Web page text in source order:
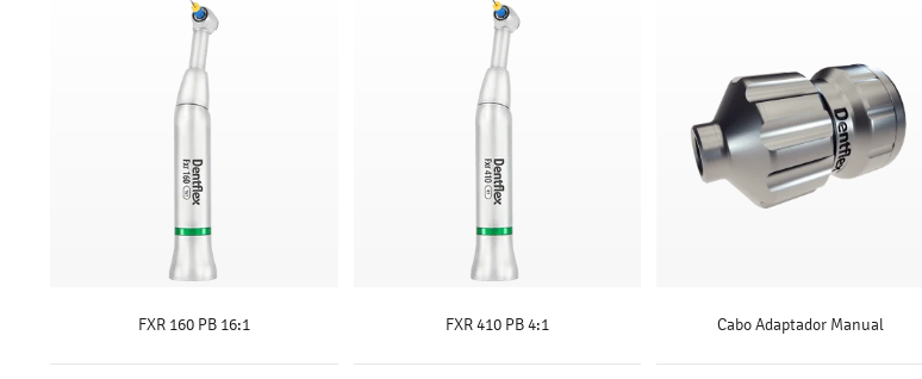
FXR 160 PB 16:1 FXR 410 PB 4:1 Cabo Adaptador Manual